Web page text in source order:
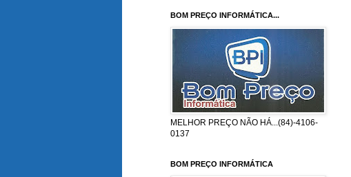
BOM PREÇO INFORMÁTICA...
MELHOR PREÇO NÃO HÁ...(84)-4106-
0137
BOM PREÇO INFORMÁTICA